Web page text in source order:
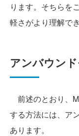
ります。そちらを
軽さがより理解で
アンバウン
前述のとおり、
する方法には、ア
あります。